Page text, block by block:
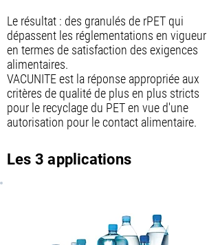
Le résultat : des granulés de rPET qui
dépassent les réglementations en vigueur
en termes de satisfaction des exigences
alimentaires.
VACUNITE est la réponse appropriée aux
critères de qualité de plus en plus stricts
pour le recyclage du PET en vue d'une
autorisation pour le contact alimentaire.
Les 3 applications